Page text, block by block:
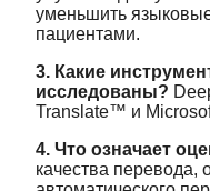
уменьшить
пациентами.
3. Какие
исследованы?
Translate™ и
4. Что означает
качества перевода,